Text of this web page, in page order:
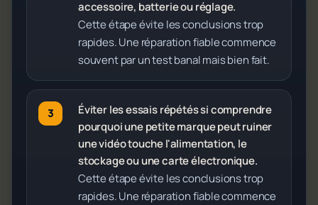
accessoire, batterie ou réglage.
Cette étape évite les conclusions trop
rapides. Une réparation fiable commence
souvent par un test banal mais bien fait.
Éviter les essais répétés si comprendre
pourquoi une petite marque peut ruiner
une vidéo touche l'alimentation, le
stockage ou une carte électronique.
Cette étape évite les conclusions trop
rapides. Une réparation fiable commence